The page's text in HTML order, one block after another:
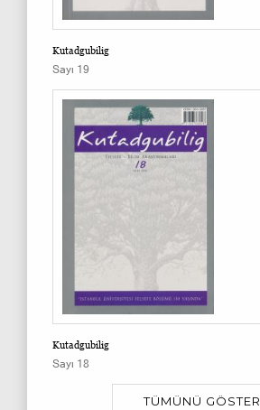
Kutadgubilig
Sayı 19
Kutadgubilig
Sayı 18
TÜMÜNÜ GÖSTER